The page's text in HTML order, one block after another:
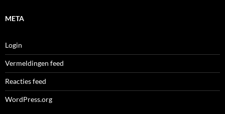
META
Login
Vermeldingen feed
Reacties feed
WordPress.org